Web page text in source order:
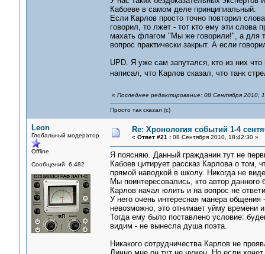
Кабоеве в самом деле принципиальный.
Если Карлов просто точно повторил
говорил, то лжет - тот кто ему эти слова
махать флагом "Мы же говорили!", а для
вопрос практически закрыт. А если
UPD. Я уже сам запутался, кто из них
написал, что Карлов сказал, что танк
« Последнее редактирование: 08 Сентября 2010,
Просто так сказал (с)
Leon
Глобальный модератор
Offline
Сообщений: 6,482
Re: Хронология событий 1-4
« Ответ #21 :08 Сентября 2010, 18:42:30 »
Я поясняю. Данный гражданин тут не
Кабоев цитирует рассказ Карлова о том,
прямой наводкой в школу. Никогда не
Мы поинтересовались, кто автор
Карлов начал юлить и на вопрос не
У него очень интересная манера
невозможно, это отнимает уйму времени
Тогда ему было поставлено условие:
видим - не вынесла душа поэта.
Никакого сотрудничества Карлов не